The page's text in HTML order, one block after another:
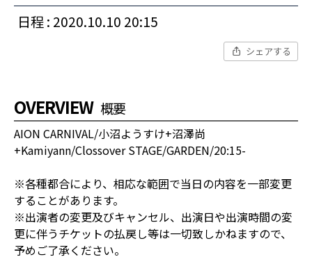
日程 : 2020.10.10 20:15
シェアする
OVERVIEW 概要
AION CARNIVAL/小沼ようすけ+沼澤尚
+Kamiyann/Clossover STAGE/GARDEN/20:15-
※各種都合により、相応な範囲で当日の内容を一部変更
することがあります。
※出演者の変更及びキャンセル、出演日や出演時間の変
更に伴うチケットの払戻し等は一切致しかねますので、
予めご了承ください。